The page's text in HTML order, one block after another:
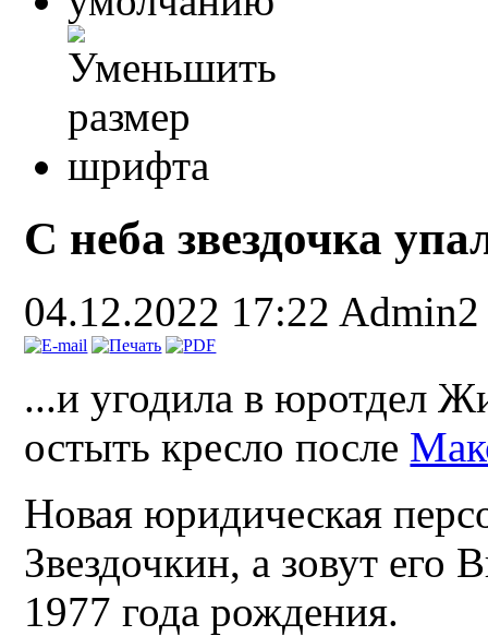
С неба звездочка
04.12.2022 17:22 Admin2
...и угодила в юротдел
остыть кресло после
Новая юридическая
Звездочкин, а зовут
1977 года рождения.